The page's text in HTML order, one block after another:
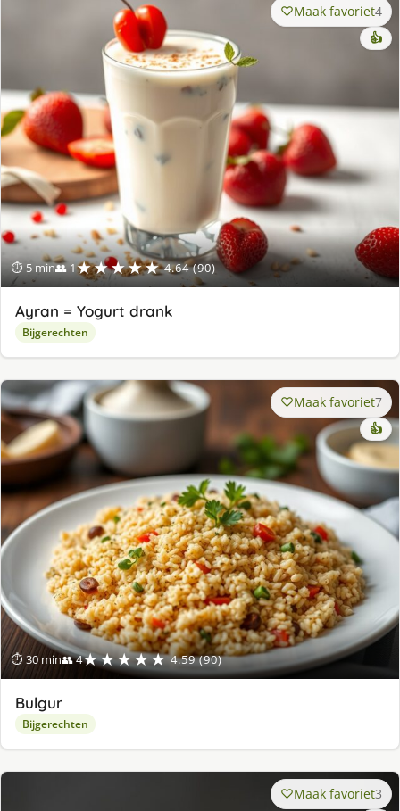
⏱ 5 min👥 1★★★★★ 4.64 (90)
Maak favoriet4
👍
Ayran = Yogurt drank
Bijgerechten
⏱ 30 min👥 4★★★★★ 4.59 (90)
Maak favoriet7
👍
Bulgur
Bijgerechten
Maak favoriet3